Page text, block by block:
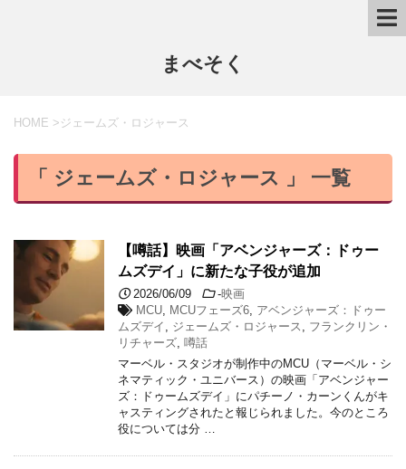
まべそく
HOME > ジェームズ・ロジャース
「 ジェームズ・ロジャース 」 一覧
【噂話】映画「アベンジャーズ：ドゥー
ムズデイ」に新たな子役が追加
2026/06/09 -映画
MCU
MCUフェーズ6
アベンジャーズ：ドゥー
ムズデイ
ジェームズ・ロジャース
フランクリン・
リチャーズ
噂話
マーベル・スタジオが制作中のMCU（マーベル・シ
ネマティック・ユニバース）の映画「アベンジャー
ズ：ドゥームズデイ」にパチーノ・カーンくんがキ
ャスティングされたと報じられました。今のところ
役については分 …